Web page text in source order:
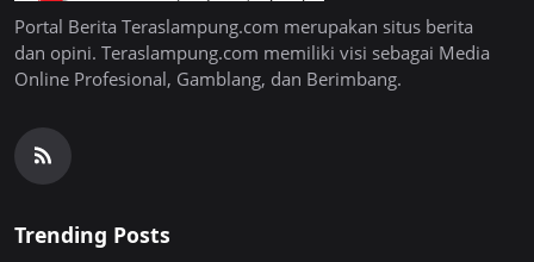
Portal Berita Teraslampung.com merupakan situs berita
dan opini. Teraslampung.com memiliki visi sebagai Media
Online Profesional, Gamblang, dan Berimbang.
Trending Posts